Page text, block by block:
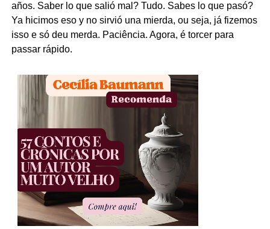
años. Saber lo que salió mal? Tudo. Sabes lo que pasó?
Ya hicimos eso y no sirvió una mierda, ou seja, já fizemos
isso e só deu merda. Paciência. Agora, é torcer para
passar rápido.